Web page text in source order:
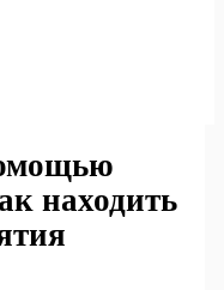
находить